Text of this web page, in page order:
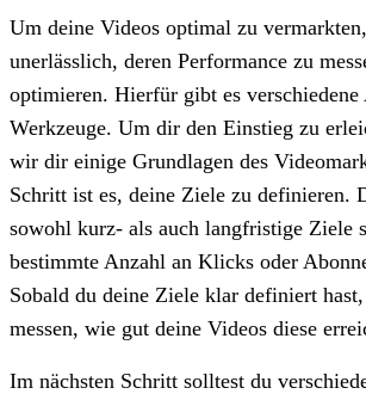
Um deine Videos optimal zu
unerlässlich, deren Performance zu
optimieren. Hierfür gibt es verschiedene
Werkzeuge. Um dir den Einstieg zu
wir dir einige Grundlagen des
Schritt ist es, deine Ziele zu definieren.
sowohl kurz- als auch langfristige Ziele
bestimmte Anzahl an Klicks oder
Sobald du deine Ziele klar definiert
messen, wie gut deine Videos diese
Im nächsten Schritt solltest du